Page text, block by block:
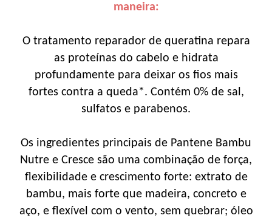
maneira:
O tratamento reparador de queratina repara
as proteínas do cabelo e hidrata
profundamente para deixar os fios mais
fortes contra a queda*. Contém 0% de sal,
sulfatos e parabenos.
Os ingredientes principais de Pantene Bambu
Nutre e Cresce são uma combinação de força,
flexibilidade e crescimento forte: extrato de
bambu, mais forte que madeira, concreto e
aço, e flexível com o vento, sem quebrar; óleo